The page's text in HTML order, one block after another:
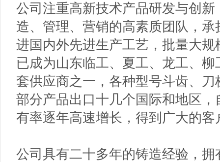
公司注重高新技术产品研发与创
造、管理、营销的高素质团队，
进国内外先进生产工艺，批量大
已成为山东临工、夏工、龙工、
套供应商之一，各种型号斗齿、
部分产品出口十几个国际和地区
有率逐年高速增长，得到广大的客
公司具有二十多年的铸造经验，